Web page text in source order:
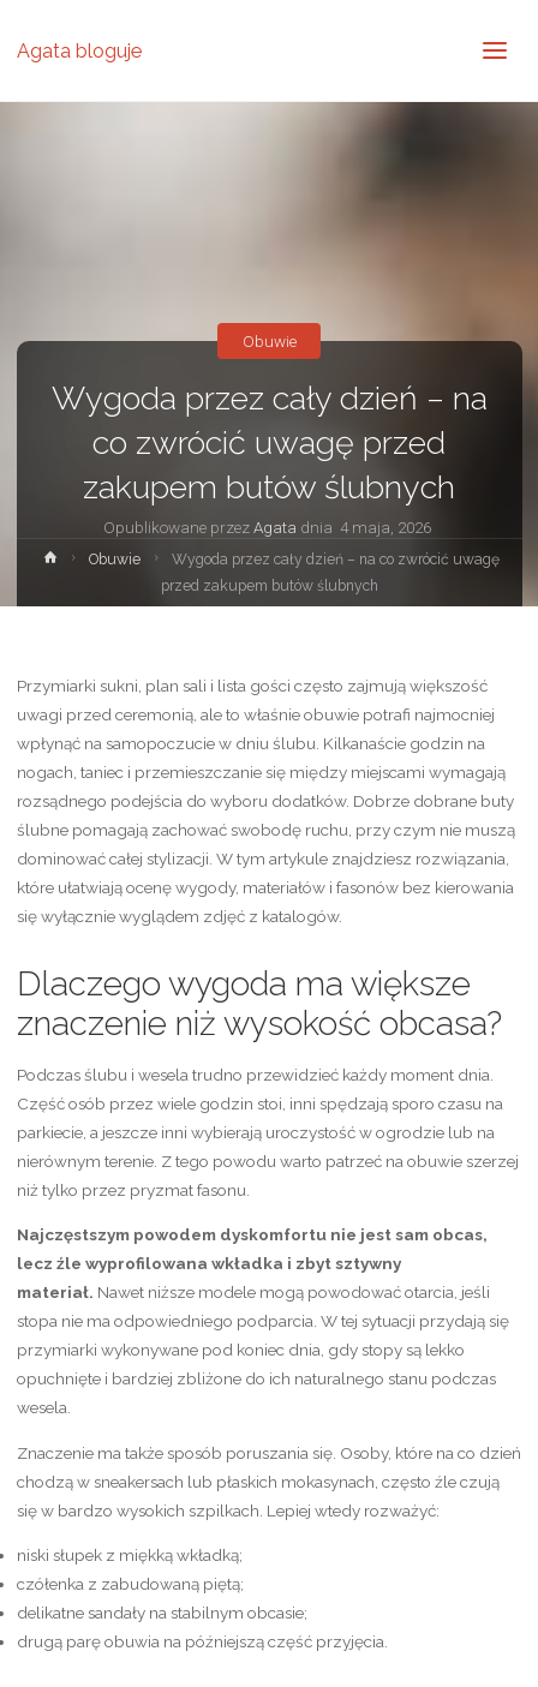
Agata bloguje
Wygoda przez cały dzień – na
co zwrócić uwagę przed
zakupem butów ślubnych
Opublikowane przez Agata dnia 4 maja, 2026
Obuwie
StronaObuwie
Wygoda przez cały dzień – na co zwrócić uwagę
przed zakupem butów ślubnych
Przymiarki sukni, plan sali i lista gości często zajmują większość
uwagi przed ceremonią, ale to właśnie obuwie potrafi najmocniej
wpłynąć na samopoczucie w dniu ślubu. Kilkanaście godzin na
nogach, taniec i przemieszczanie się między miejscami wymagają
rozsądnego podejścia do wyboru dodatków. Dobrze dobrane buty
ślubne pomagają zachować swobodę ruchu, przy czym nie muszą
dominować całej stylizacji. W tym artykule znajdziesz rozwiązania,
które ułatwiają ocenę wygody, materiałów i fasonów bez kierowania
się wyłącznie wyglądem zdjęć z katalogów.
Dlaczego wygoda ma większe
znaczenie niż wysokość obcasa?
Podczas ślubu i wesela trudno przewidzieć każdy moment dnia.
Część osób przez wiele godzin stoi, inni spędzają sporo czasu na
parkiecie, a jeszcze inni wybierają uroczystość w ogrodzie lub na
nierównym terenie. Z tego powodu warto patrzeć na obuwie szerzej
niż tylko przez pryzmat fasonu.
Najczęstszym powodem dyskomfortu nie jest sam obcas,
lecz źle wyprofilowana wkładka i zbyt sztywny
materiał. Nawet niższe modele mogą powodować otarcia, jeśli
stopa nie ma odpowiedniego podparcia. W tej sytuacji przydają się
przymiarki wykonywane pod koniec dnia, gdy stopy są lekko
opuchnięte i bardziej zbliżone do ich naturalnego stanu podczas
wesela.
Znaczenie ma także sposób poruszania się. Osoby, które na co dzień
chodzą w sneakersach lub płaskich mokasynach, często źle czują
się w bardzo wysokich szpilkach. Lepiej wtedy rozważyć:
niski słupek z miękką wkładką;
czółenka z zabudowaną piętą;
delikatne sandały na stabilnym obcasie;
drugą parę obuwia na późniejszą część przyjęcia.